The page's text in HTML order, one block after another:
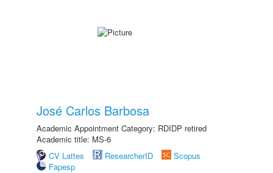
José Carlos Barbosa
Academic Appointment Category: RDIDP retired
Academic title: MS-6
CV Lattes
ResearcherID
Scopus
Fapesp